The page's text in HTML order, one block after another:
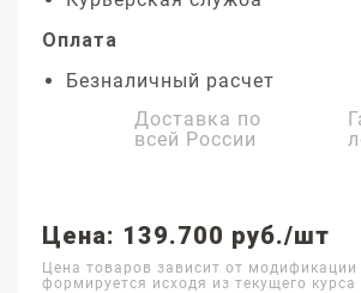
Оплата
Безналичный расчет
Доставка по
всей России
Цена: 139.700 руб./шт
Цена товаров зависит от модификации
формируется исходя из текущего